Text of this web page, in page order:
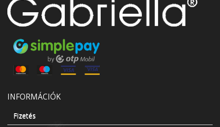
INFORMÁCIÓK
Fizetés